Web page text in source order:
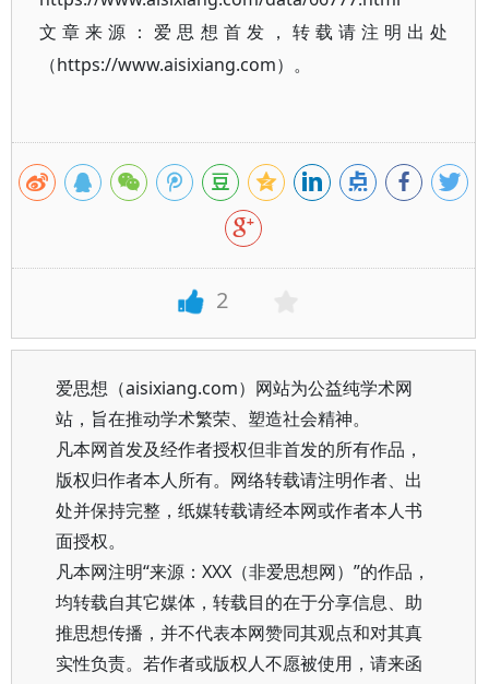
文章来源：爱思想首发，转载请注明出处
（https://www.aisixiang.com）。
2
爱思想（aisixiang.com）网站为公益纯学术网
站，旨在推动学术繁荣、塑造社会精神。
凡本网首发及经作者授权但非首发的所有作品，
版权归作者本人所有。网络转载请注明作者、出
处并保持完整，纸媒转载请经本网或作者本人书
面授权。
凡本网注明“来源：XXX（非爱思想网）”的作品，
均转载自其它媒体，转载目的在于分享信息、助
推思想传播，并不代表本网赞同其观点和对其真
实性负责。若作者或版权人不愿被使用，请来函